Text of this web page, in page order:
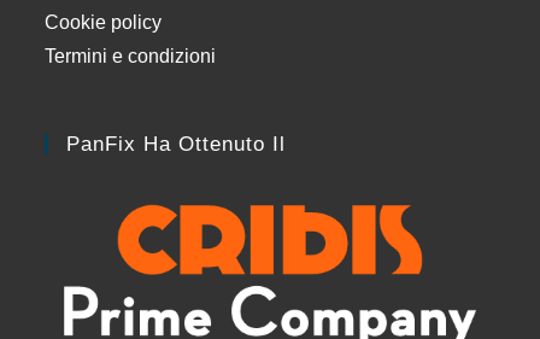
Cookie policy
Termini e condizioni
PanFix Ha Ottenuto Il